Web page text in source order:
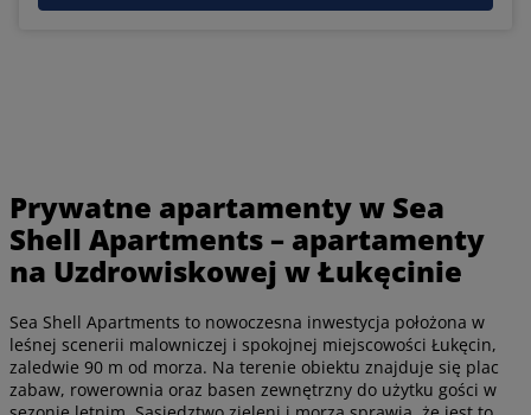
Prywatne apartamenty w Sea
Shell Apartments – apartamenty
na Uzdrowiskowej w Łukęcinie
Sea Shell Apartments to nowoczesna inwestycja położona w
leśnej scenerii malowniczej i spokojnej miejscowości Łukęcin,
zaledwie 90 m od morza. Na terenie obiektu znajduje się plac
zabaw, rowerownia oraz basen zewnętrzny do użytku gości w